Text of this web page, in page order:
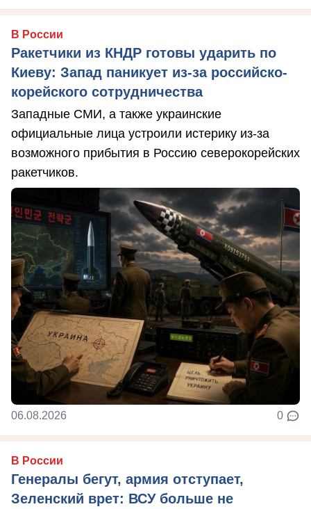
В России
Ракетчики из КНДР готовы ударить по
Киеву: Запад паникует из-за российско-
корейского сотрудничества
Западные СМИ, а также украинские
официальные лица устроили истерику из-за
возможного прибытия в Россию северокорейских
ракетчиков.
06.08.2026 0
В России
Генералы бегут, армия отступает,
Зеленский врет: ВСУ больше не